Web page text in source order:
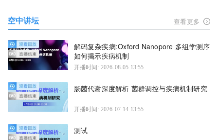
空中讲坛 查看更多
解码复杂疾病:Oxford Nanopore 多组学测序
如何揭示疾病机制
开播时间: 2026-08-05 13:55
肠菌代谢深度解析 菌群调控与疾病机制研究
开播时间: 2026-07-14 13:55
测试